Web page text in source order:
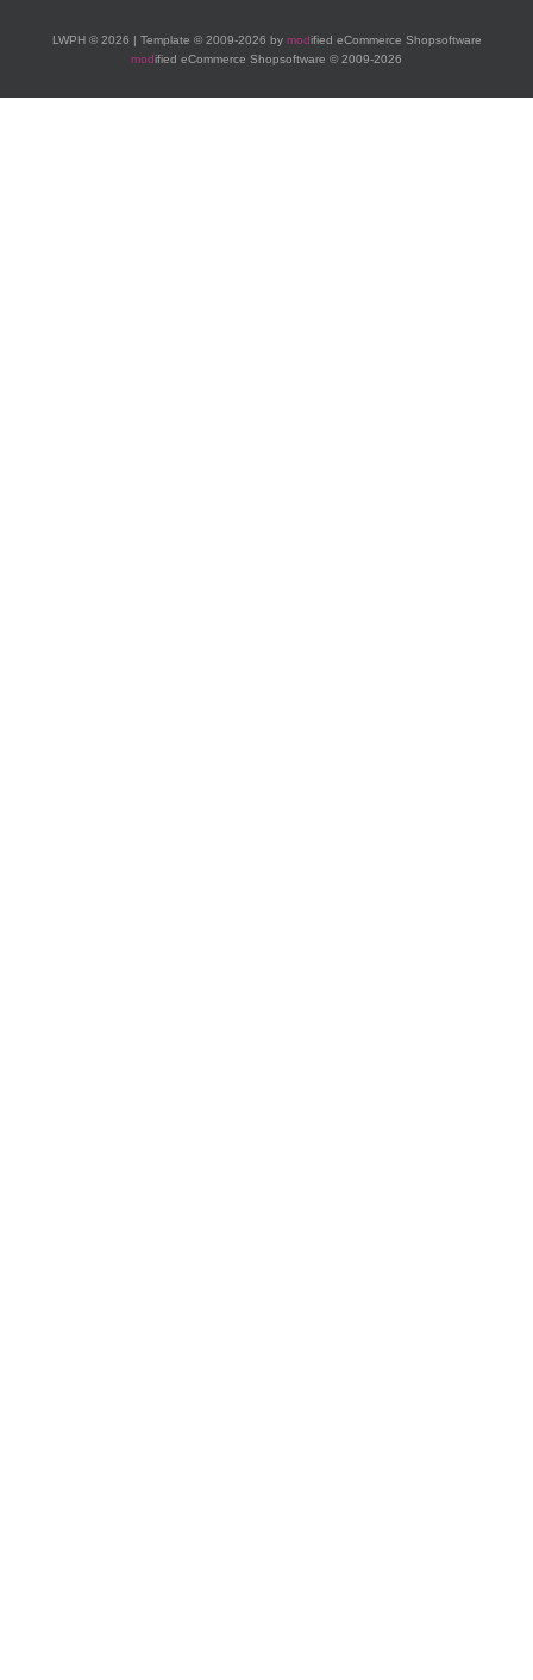
LWPH © 2026 | Template © 2009-2026 by modified eCommerce Shopsoftware
modified eCommerce Shopsoftware © 2009-2026